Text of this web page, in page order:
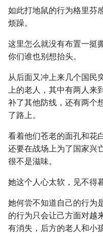
如此打地鼠的行为格里芬
烦躁。
这里怎么就没有布置一挺
你们谁也别想抬头。
从后面又冲上来几个国民
上的老人，其中有两人来
补了其他防线，还有两个
了路上。
看着他们苍老的面孔和花
还要在战场上为了国家兴
很不是滋味。
她这个人心太软，见不得
她何尝不知道自己的行为
的行为只会让己方面对越
有消失，后方的老人和小